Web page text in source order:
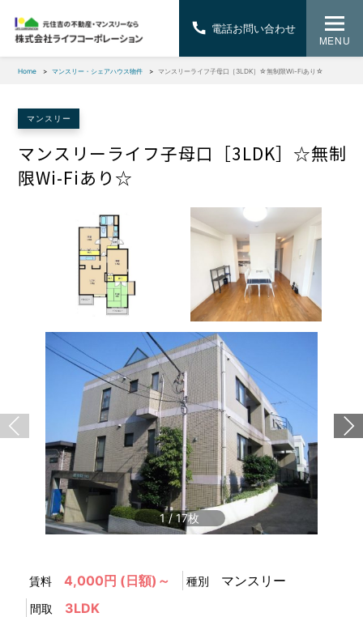
MENU
Home マンスリー・シェアハウス物件 マンスリーライフ子母口［3LDK］☆無制限Wi-Fiあり☆
マンスリー
マンスリーライフ子母口［3LDK］☆無制
限Wi-Fiあり☆
1/17
賃料 4,000円 (日額)～ 種別 マンスリー
間取 3LDK
電話お問い合わせ